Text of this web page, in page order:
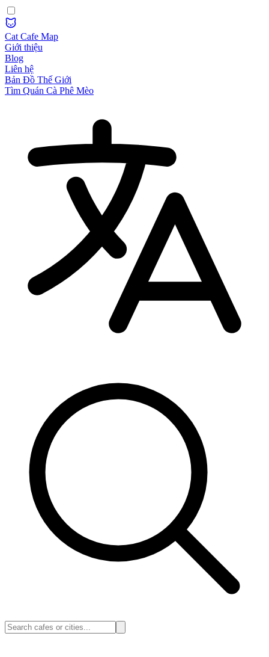
Cat Cafe Map
Giới thiệu
Blog
Liên hệ
Bản Đồ Thế Giới
Tìm Quán Cà Phê Mèo